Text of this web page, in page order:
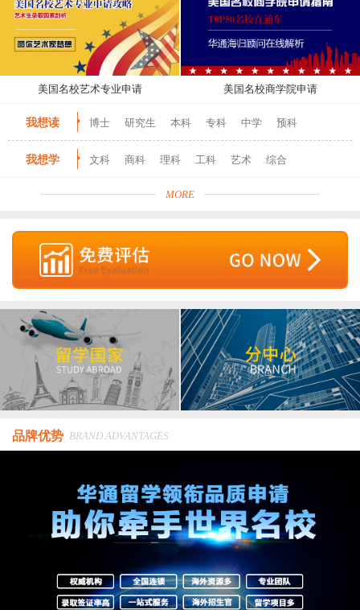
美国名校艺术专业申请 美国名校商学院申请
我想读 博士 研究生 本科 专科 中学 预科
我想学 文科 商科 理科 工科 艺术 综合
MORE
品牌优势 BRAND ADVANTAGES